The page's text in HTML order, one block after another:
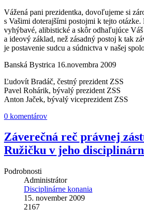
Vážená pani prezidentka, dovoľujeme si
s Vašimi doterajšími postojmi k tejto otázke.
vyhýbavé, alibistické a skôr odhaľujúce
a ideový základ, než zásadný postoj k tak
je postavenie sudcu a súdnictva v našej
Banská Bystrica 16.novembra 2009
Ľudovít Bradáč, čestný prezident ZSS
Pavel Rohárik, bývalý prezident ZSS
Anton Jaček, bývalý viceprezident ZSS
0 komentárov
Záverečná reč právnej
Ružičku v jeho
Podrobnosti
Administrátor
Disciplinárne konania
15. november 2009
2167